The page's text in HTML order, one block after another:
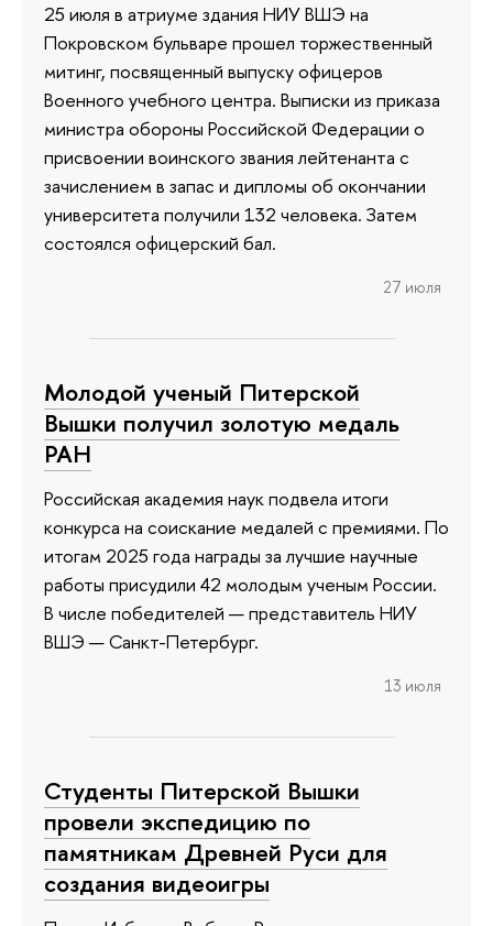
25 июля в атриуме здания НИУ ВШЭ на
Покровском бульваре прошел торжественный
митинг, посвященный выпуску офицеров
Военного учебного центра. Выписки из приказа
министра обороны Российской Федерации о
присвоении воинского звания лейтенанта с
зачислением в запас и дипломы об окончании
университета получили 132 человека. Затем
состоялся офицерский бал.
27 июля
Молодой ученый Питерской
Вышки получил золотую медаль
РАН
Российская академия наук подвела итоги
конкурса на соискание медалей с премиями. По
итогам 2025 года награды за лучшие научные
работы присудили 42 молодым ученым России.
В числе победителей — представитель НИУ
ВШЭ — Санкт-Петербург.
13 июля
Студенты Питерской Вышки
провели экспедицию по
памятникам Древней Руси для
создания видеоигры